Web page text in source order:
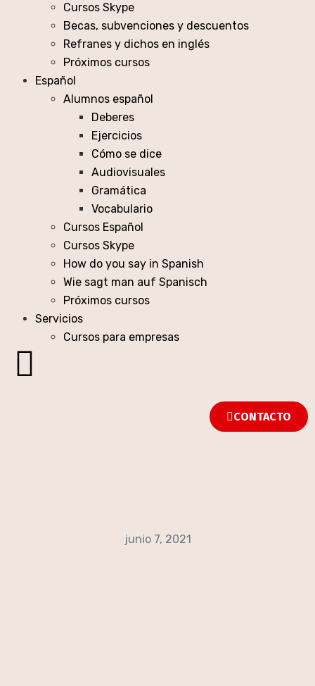
Cursos Skype
Becas, subvenciones y descuentos
Refranes y dichos en inglés
Próximos cursos
Español
Alumnos español
Deberes
Ejercicios
Cómo se dice
Audiovisuales
Gramática
Vocabulario
Cursos Español
Cursos Skype
How do you say in Spanish
Wie sagt man auf Spanisch
Próximos cursos
Servicios
Cursos para empresas
CONTACTO
junio 7, 2021